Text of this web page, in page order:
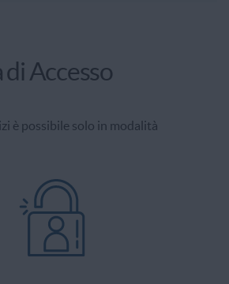
Accesso
è possibile solo in modalità